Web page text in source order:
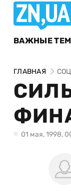
ВАЖНЫЕ
ГЛАВНАЯ
01 мая, 1998,